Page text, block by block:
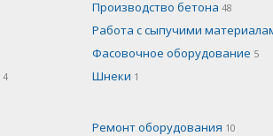
Производство бетона 48
Работа с сыпучими
Фасовочное оборудование 5
4 Шнеки 1
Ремонт оборудования 10